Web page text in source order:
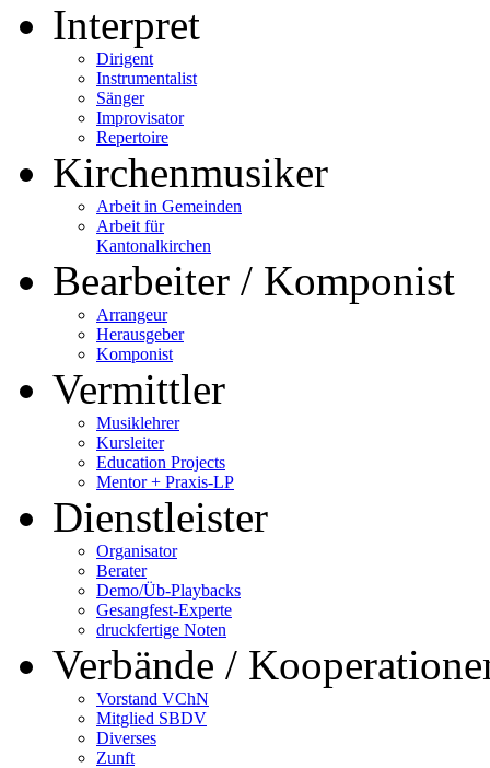
Interpret
Dirigent
Instrumentalist
Sänger
Improvisator
Repertoire
Kirchenmusiker
Arbeit in Gemeinden
Arbeit für
Kantonalkirchen
Bearbeiter / Komponist
Arrangeur
Herausgeber
Komponist
Vermittler
Musiklehrer
Kursleiter
Education Projects
Mentor + Praxis-LP
Dienstleister
Organisator
Berater
Demo/Üb-Playbacks
Gesangfest-Experte
druckfertige Noten
Verbände /
Vorstand VChN
Mitglied SBDV
Diverses
Zunft